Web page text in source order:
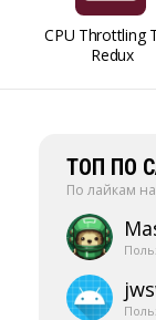
CPU Throttling
Redux
ТОП ПО
По лайкам